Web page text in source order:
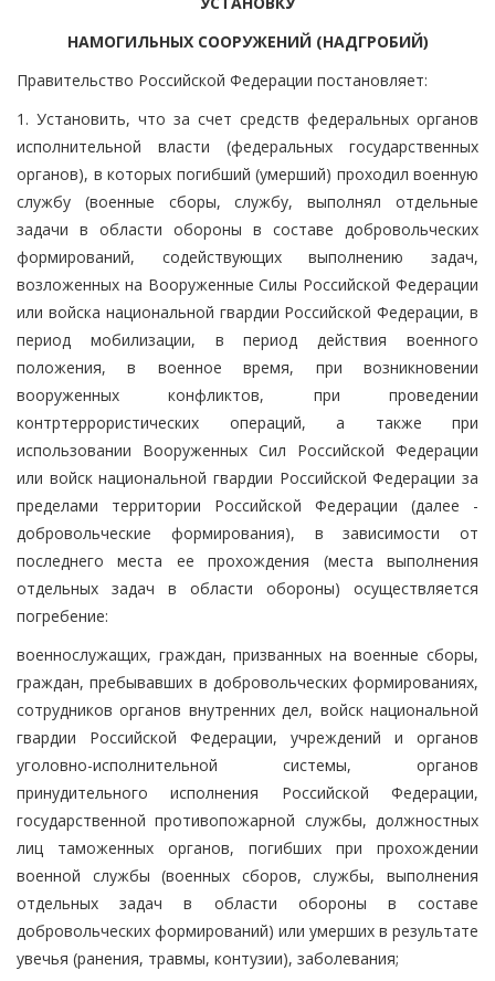
НАМОГИЛЬНЫХ СООРУЖЕНИЙ (НАДГРОБИЙ)
Правительство Российской Федерации постановляет:
1. Установить, что за счет средств федеральных органов
исполнительной власти (федеральных государственных
органов), в которых погибший (умерший) проходил военную
службу (военные сборы, службу, выполнял отдельные
задачи в области обороны в составе добровольческих
формирований, содействующих выполнению задач,
возложенных на Вооруженные Силы Российской Федерации
или войска национальной гвардии Российской Федерации, в
период мобилизации, в период действия военного
положения, в военное время, при возникновении
вооруженных конфликтов, при проведении
контртеррористических операций, а также при
использовании Вооруженных Сил Российской Федерации
или войск национальной гвардии Российской Федерации за
пределами территории Российской Федерации (далее -
добровольческие формирования), в зависимости от
последнего места ее прохождения (места выполнения
отдельных задач в области обороны) осуществляется
погребение:
военнослужащих, граждан, призванных на военные сборы,
граждан, пребывавших в добровольческих формированиях,
сотрудников органов внутренних дел, войск национальной
гвардии Российской Федерации, учреждений и органов
уголовно-исполнительной системы, органов
принудительного исполнения Российской Федерации,
государственной противопожарной службы, должностных
лиц таможенных органов, погибших при прохождении
военной службы (военных сборов, службы, выполнения
отдельных задач в области обороны в составе
добровольческих формирований) или умерших в результате
увечья (ранения, травмы, контузии), заболевания;